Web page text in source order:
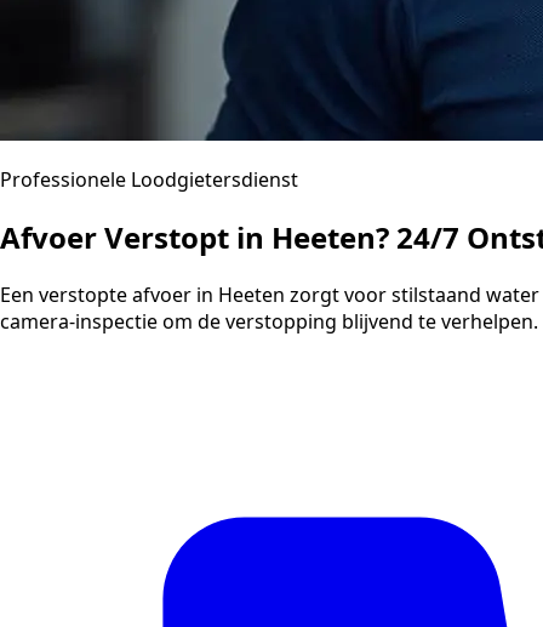
Professionele Loodgietersdienst
Afvoer Verstopt in Heeten? 24/7
Een verstopte afvoer in Heeten zorgt voor stilstaand
camera-inspectie om de verstopping blijvend te